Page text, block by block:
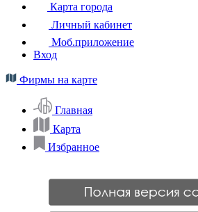
Карта города
Личный кабинет
Моб.приложение
Вход
Фирмы на карте
Главная
Карта
Избранное